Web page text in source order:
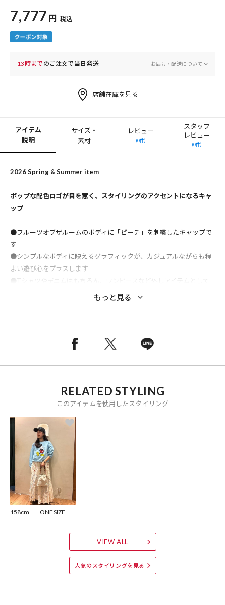
7,777 円 税込
13時まで のご注文で当日発送 お届け・配送について
店舗在庫を見る
アイテム
説明
サイズ・
素材
レビュー
(0件)
スタッフ
レビュー
(0件)
2026 Spring & Summer item
ポップな配色ロゴが目を惹く、スタイリングのアクセントになるキャ
ップ
●フルーツオブザルームのボディに「ピーチ」を刺繍したキャップで
す
●シンプルなボディに映えるグラフィックが、カジュアルながらも程
よい遊び心をプラスします
●Tシャツやデニムはもちろん、ワンピースなど外しアイテムとして
byeA.キャップシリーズはこちら
NOT APPLE CAP Lemon：1181429100002
NOT APPLE CAP Orange：1181429100004
※こちらの商品は、弊社管理上のカラーを表記しております為、タグ
のカラー表記と異なる記載となっております。
【サイト表記：タグ表記】
ホワイト：WHITE
※掲載画像の商品のお色味につきましては、屋外や屋内の光の照射や
角度により実物と色味が異なる場合がございます。
ンタグを必ずご確認下さい
もっと見る
RELATED STYLING
このアイテムを使用したスタイリング
158cm ONE SIZE
VIEW ALL
人気のスタイリングを見る